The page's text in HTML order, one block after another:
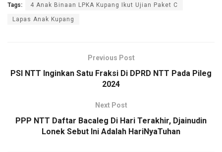
Tags: 4 Anak Binaan LPKA Kupang Ikut Ujian Paket C
Lapas Anak Kupang
Previous Post
PSI NTT Inginkan Satu Fraksi Di DPRD NTT Pada Pileg
2024
Next Post
PPP NTT Daftar Bacaleg Di Hari Terakhir, Djainudin
Lonek Sebut Ini Adalah HariNyaTuhan